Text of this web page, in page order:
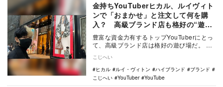
金持ちYouTuberヒカル、ルイヴィト
ンで「おまかせ」と注文して何を購
入？ 高級ブランド店も格好の“遊び
場”に
豊富な資金力有するトップYouTuberにとっ
て、高級ブランド店は格好の遊び場だ。
こじへい
ヒカル
ルイ・ヴィトン ハイブランド
ブランド
こじへい
YouTuber YouTube